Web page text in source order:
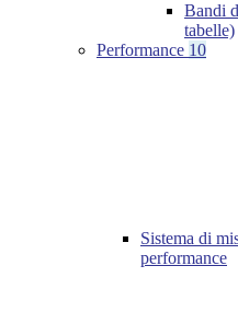
Bandi
tabelle)
Performance 10
Sistema di
performance